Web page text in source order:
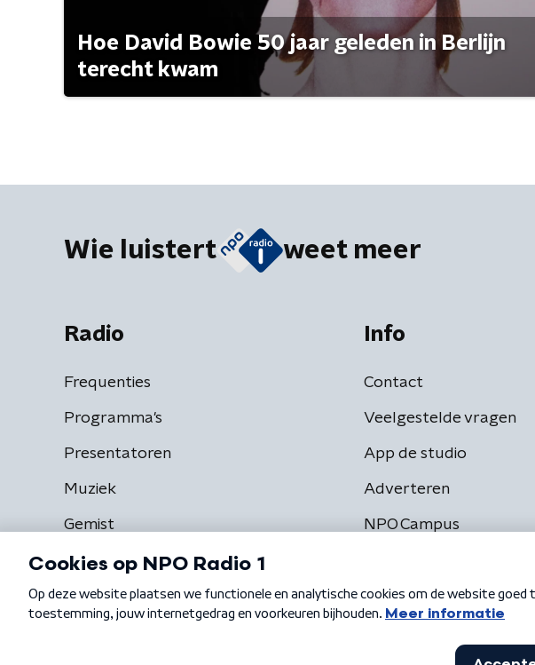
Hoe David Bowie 50 jaar geleden in Berlijn
terecht kwam
Wie luistert weet meer
Radio
Frequenties
Programma's
Presentatoren
Muziek
Gemist
Info
Contact
Veelgestelde vragen
App de studio
Adverteren
NPO Campus
Algemene voorwaarden Privacybeleid